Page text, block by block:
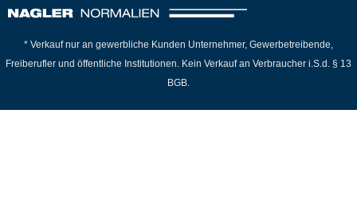
* Verkauf nur an gewerbliche Kunden Unternehmer, Gewerbetreibende,
Freiberufler und öffentliche Institutionen. Kein Verkauf an Verbraucher i.S.d. § 13
BGB.